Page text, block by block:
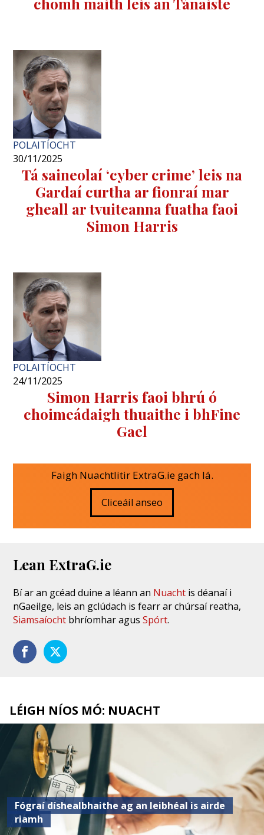
POLAITÍOCHT
30/11/2025
Tá saineolaí ‘cyber crime’ leis na
Gardaí curtha ar fionraí mar
gheall ar tvuiteanna fuatha faoi
Simon Harris
POLAITÍOCHT
24/11/2025
Simon Harris faoi ​​bhrú ó
choimeádaigh thuaithe i bhFine
Gael
Faigh Nuachtlitir ExtraG.ie gach lá.
Cliceáil anseo
Lean ExtraG.ie
Bí ar an gcéad duine a léann an Nuacht is déanaí i
nGaeilge, leis an gclúdach is fearr ar chúrsaí reatha,
Siamsaíocht bhríomhar agusSpórt.
LÉIGH NÍOS MÓ: NUACHT
Fógraí díshealbhaithe ag an leibhéal is airde
riamh